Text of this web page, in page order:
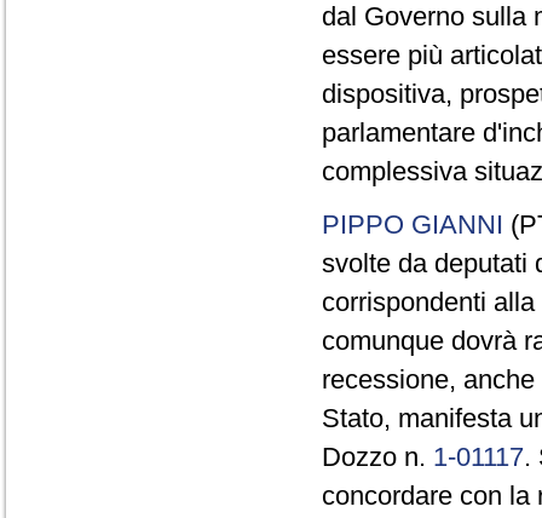
dal Governo sulla
essere più
dispositiva,
parlamentare
complessiva
PIPPO GIANNI
svolte da deputati
corrispondenti
comunque dovrà
recessione,
Stato, manifesta
Dozzo n. 1-01117.
concordare con la